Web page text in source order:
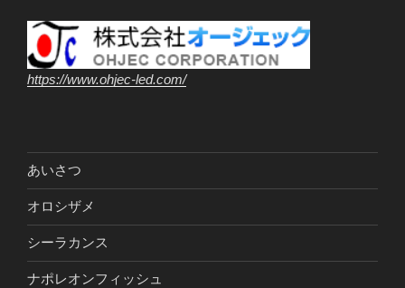
https://www.ohjec-led.com/
あいさつ
オロシザメ
シーラカンス
ナポレオンフィッシュ